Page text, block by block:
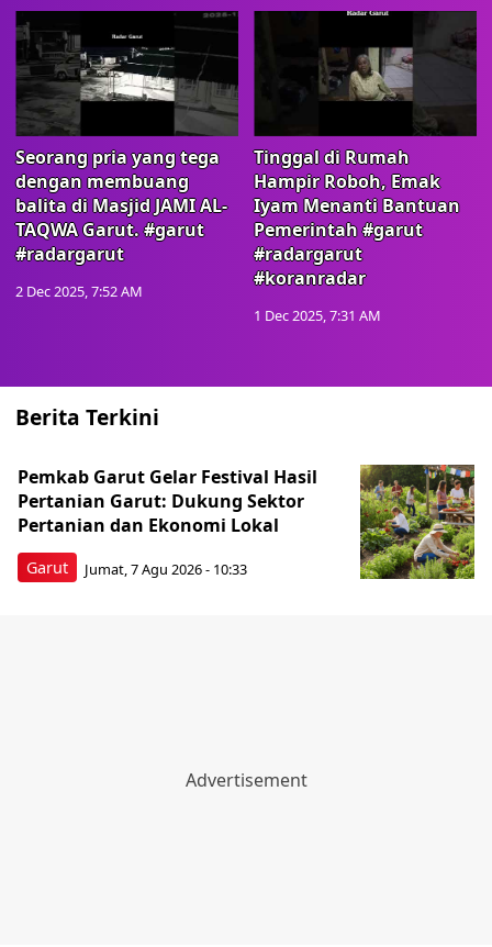
Seorang pria yang tega
dengan membuang
balita di Masjid JAMI AL-
TAQWA Garut. #garut
#radargarut
2 Dec 2025, 7:52 AM
Tinggal di Rumah
Hampir Roboh, Emak
Iyam Menanti Bantuan
Pemerintah #garut
#radargarut
#koranradar
1 Dec 2025, 7:31 AM
Berita Terkini
Garut
Pemkab Garut Gelar Festival Hasil
Pertanian Garut: Dukung Sektor
Pertanian dan Ekonomi Lokal
Jumat, 7 Agu 2026 - 10:33